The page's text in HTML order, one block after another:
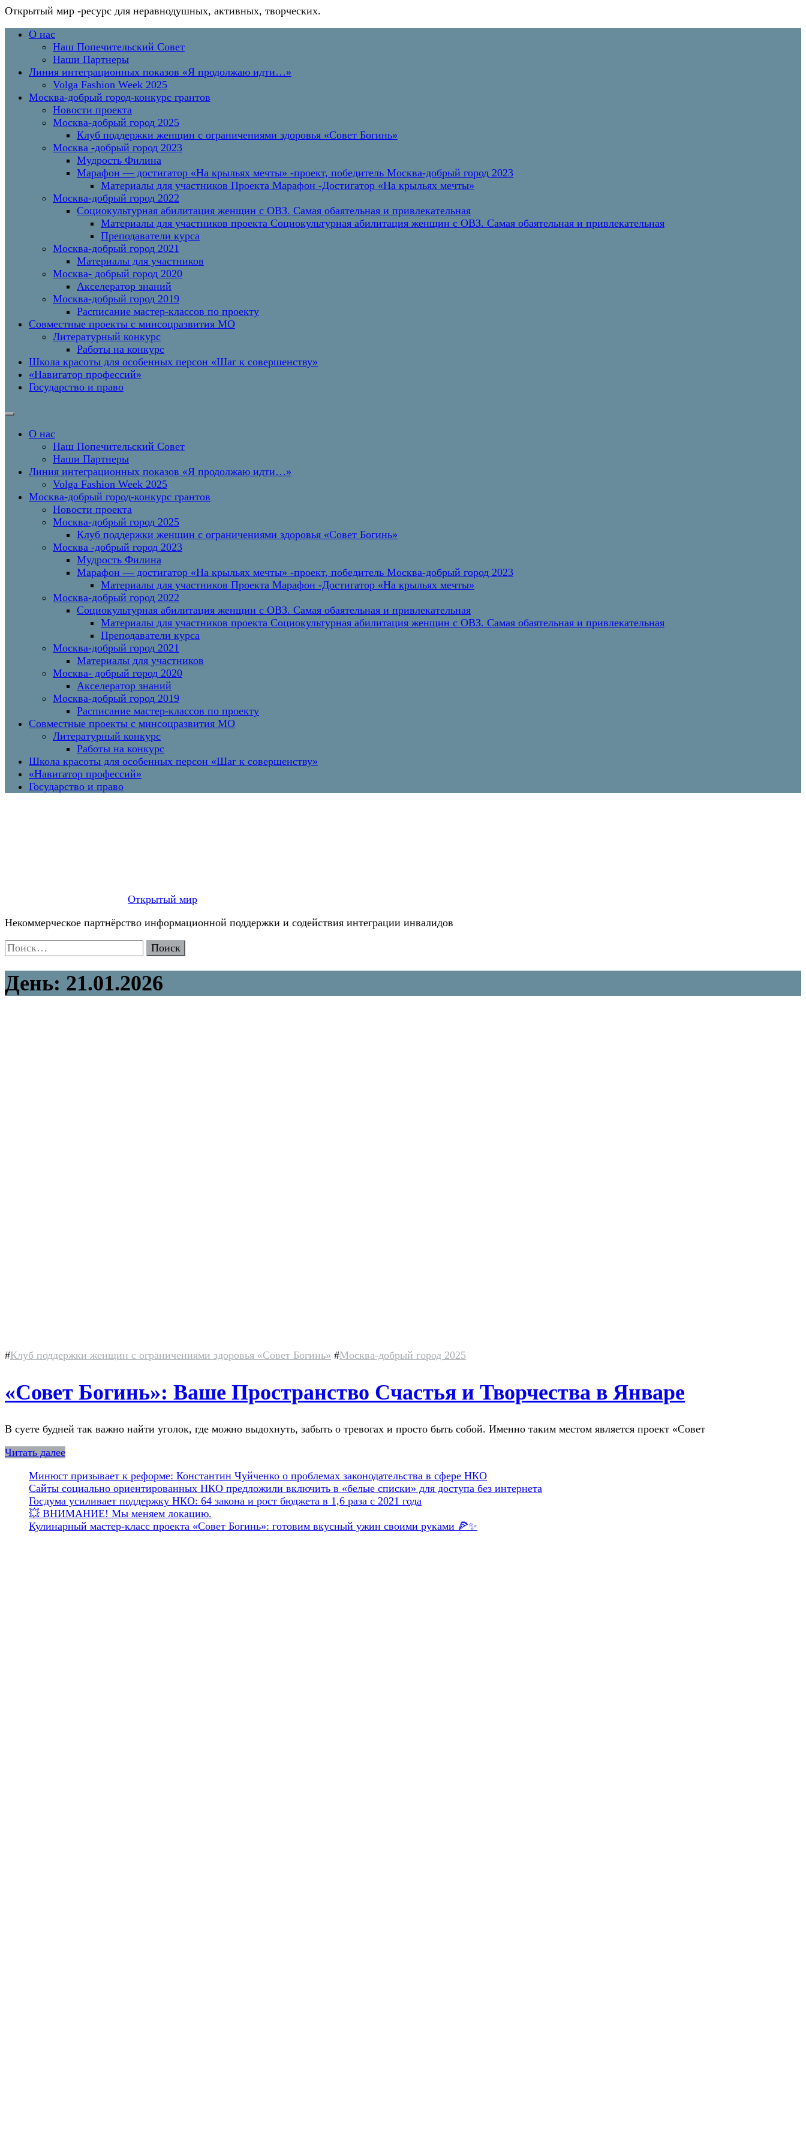
Открытый мир -ресурс для неравнодушных, активных, творческих.
Перейти
содержимому
Основное
О нас
Наш Попечительский Совет
Наши Партнеры
Линия интеграционных показов «Я продолжаю идти…»
Volga Fashion Week 2025
Москва-добрый город-конкурс грантов
Новости проекта
Москва-добрый город 2025
Клуб поддержки женщин с ограничениями здоровья «Совет Богинь»
Москва -добрый город 2023
Мудрость Филина
Марафон — достигатор «На крыльях мечты» -проект, победитель Москва-добрый город 2023
Материалы для участников Проекта Марафон -Достигатор «На крыльях мечты»
Москва-добрый город 2022
Социокультурная абилитация женщин с ОВЗ. Самая обаятельная и привлекательная
Материалы для участников проекта Социокультурная абилитация женщин с ОВЗ. Самая обаятельная и привлекательная
Преподаватели курса
Москва-добрый город 2021
Материалы для участников
Москва- добрый город 2020
Акселератор знаний
Москва-добрый город 2019
Расписание мастер-классов по проекту
Совместные проекты с минсоцразвития МО
Литературный конкурс
Работы на конкурс
Школа красоты для особенных персон «Шаг к совершенству»
«Навигатор профессий»
Государство и право
О нас
Наш Попечительский Совет
Наши Партнеры
Линия интеграционных показов «Я продолжаю идти…»
Volga Fashion Week 2025
Москва-добрый город-конкурс грантов
Новости проекта
Москва-добрый город 2025
Клуб поддержки женщин с ограничениями здоровья «Совет Богинь»
Москва -добрый город 2023
Мудрость Филина
Марафон — достигатор «На крыльях мечты» -проект, победитель Москва-добрый город 2023
Материалы для участников Проекта Марафон -Достигатор «На крыльях мечты»
Москва-добрый город 2022
Социокультурная абилитация женщин с ОВЗ. Самая обаятельная и привлекательная
Материалы для участников проекта Социокультурная абилитация женщин с ОВЗ. Самая обаятельная и привлекательная
Преподаватели курса
Москва-добрый город 2021
Материалы для участников
Москва- добрый город 2020
Акселератор знаний
Москва-добрый город 2019
Расписание мастер-классов по проекту
Совместные проекты с минсоцразвития МО
Литературный конкурс
Работы на конкурс
Школа красоты для особенных персон «Шаг к совершенству»
«Навигатор профессий»
Государство и право
Открытый мир
Некоммерческое партнёрство информационной поддержки и содействия интеграции инвалидов
Найти:
День: 21.01.2026
#Клуб поддержки женщин с ограничениями здоровья «Совет Богинь» #Москва-добрый город 2025
«Совет Богинь»: Ваше Пространство Счастья и Творчества в Январе
В суете будней так важно найти уголок, где можно выдохнуть, забыть о тревогах и просто быть собой. Именно таким местом является проект «Совет
Читать далее
Минюст призывает к реформе: Константин Чуйченко о проблемах законодательства в сфере НКО
Сайты социально ориентированных НКО предложили включить в «белые списки» для доступа без интернета
Госдума усиливает поддержку НКО: 64 закона и рост бюджета в 1,6 раза с 2021 года
💥 ВНИМАНИЕ! Мы меняем локацию.
Кулинарный мастер-класс проекта «Совет Богинь»: готовим вкусный ужин своими руками 🍕✨